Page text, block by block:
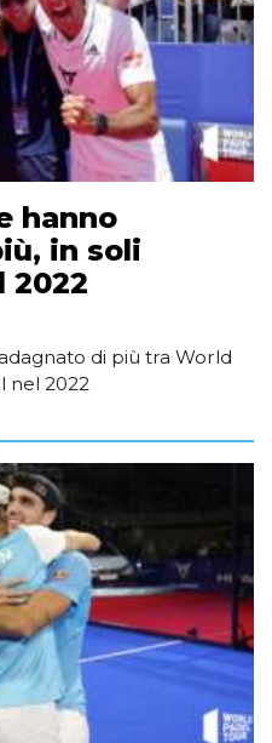
hanno
in soli
2022
di più tra World
nel 2022